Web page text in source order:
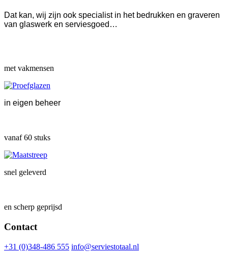
Dat kan, wij zijn ook specialist in het bedrukken en graveren
van glaswerk en serviesgoed…
met vakmensen
in eigen beheer
vanaf 60 stuks
snel geleverd
en scherp geprijsd
Contact
+31 (0)348-486 555 info@serviestotaal.nl